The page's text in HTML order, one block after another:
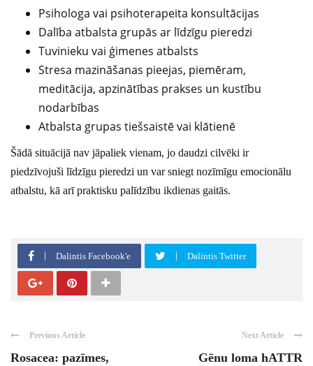
Psihologa vai psihoterapeita konsultācijas
Dalība atbalsta grupās ar līdzīgu pieredzi
Tuvinieku vai ģimenes atbalsts
Stresa mazināšanas pieejas, piemēram,
meditācija, apzinātības prakses un kustību
nodarbības
Atbalsta grupas tiešsaistē vai klātienē
Šādā situācijā nav jāpaliek vienam, jo daudzi cilvēki ir
piedzīvojuši līdzīgu pieredzi un var sniegt nozīmīgu emocionālu
atbalstu, kā arī praktisku palīdzību ikdienas gaitās.
Dalintis Facebook'e Dalintis Twitter
Previous Article
Rosacea: pazīmes,
Next Article
Gēnu loma hATTR